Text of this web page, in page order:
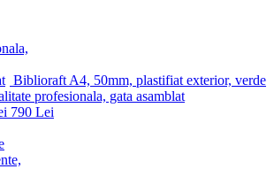
Biblioraft A4, 50mm, plastifiat exterior, verde
profesionala, gata asamblat
790 Lei